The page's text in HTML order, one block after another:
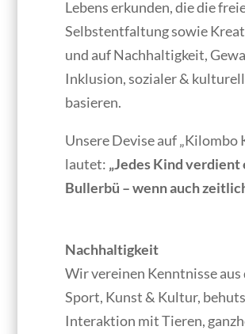
Lebens erkunden, die die
Selbstentfaltung sowie
und auf Nachhaltigkeit,
Inklusion, sozialer &
basieren.
Unsere Devise auf „Kilombo
lautet: „Jedes Kind verdient
Bullerbü – wenn auch
Nachhaltigkeit
Wir vereinen Kenntnisse aus
Sport, Kunst & Kultur,
Interaktion mit Tieren,